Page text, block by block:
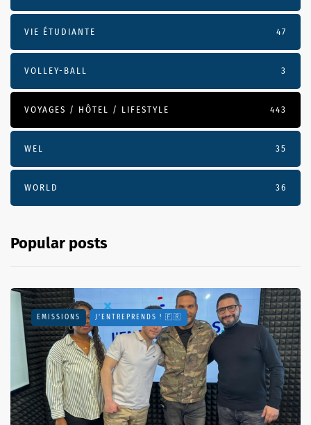
VIE ÉTUDIANTE 47
VOLLEY-BALL 3
VOYAGES / HÔTEL / LIFESTYLE 443
WEL 35
WORLD 36
Popular posts
EMISSIONS J'ENTREPRENDS ! 🇫🇷